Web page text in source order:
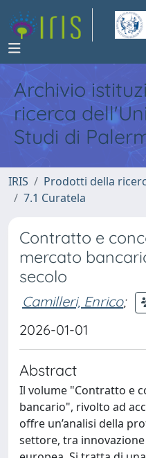
Archivio
ricerca
Studi di
IRIS Prodotti della
7.1 Curatela
Contratto e
mercato
secolo
Camilleri, Enrico;
2026-01-01
Abstract
Il volume "Contratto e
bancario", rivolto ad
offre un’analisi della
settore, tra